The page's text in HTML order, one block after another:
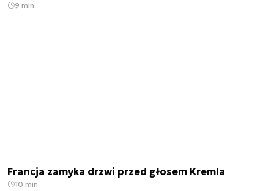
9 min.
Francja zamyka drzwi przed głosem Kremla
10 min.